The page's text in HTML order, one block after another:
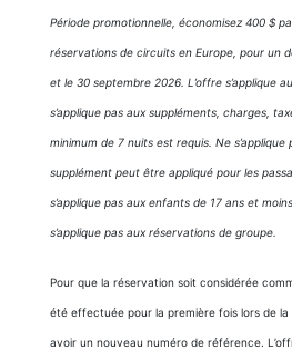
Période promotionnelle, économisez 400 $
réservations de circuits en Europe, pour un
et le 30 septembre 2026. L’offre s’applique
s’applique pas aux suppléments, charges,
minimum de 7 nuits est requis. Ne s’applique
supplément peut être appliqué pour les
s’applique pas aux enfants de 17 ans et
s’applique pas aux réservations de groupe.
Pour que la réservation soit considérée
été effectuée pour la première fois lors de la
avoir un nouveau numéro de référence.